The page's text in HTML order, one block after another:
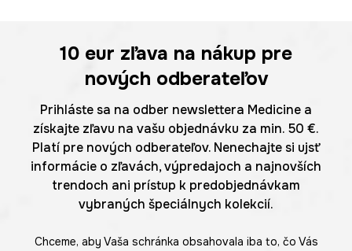
10 eur zľava na nákup pre
nových odberateľov
Prihláste sa na odber newslettera Medicine a
získajte zľavu na vašu objednávku za min. 50 €.
Platí pre nových odberateľov. Nenechajte si ujsť
informácie o zľavách, výpredajoch a najnovších
trendoch ani prístup k predobjednávkam
vybraných špeciálnych kolekcií.
Chceme, aby Vaša schránka obsahovala iba to, čo Vás